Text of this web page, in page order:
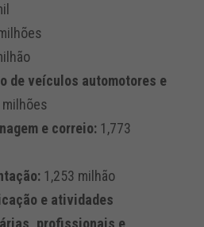
de veículos automotores e
e correio:1,773
1,253 milhão
e atividades
profissionais e